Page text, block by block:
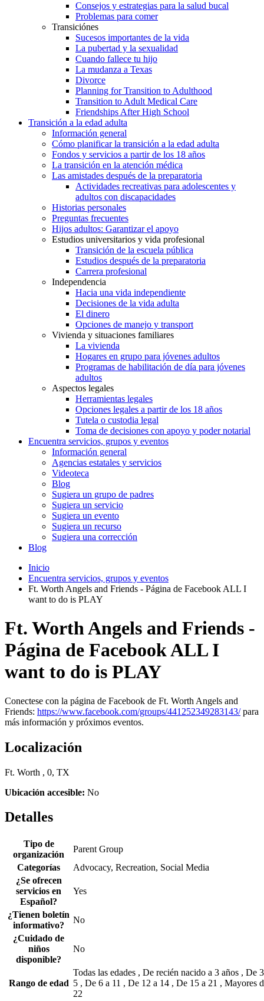
Consejos y estrategias para la salud bucal
Problemas para comer
Transiciónes
Sucesos importantes de la vida
La pubertad y la sexualidad
Cuando fallece tu hijo
La mudanza a Texas
Divorce
Planning for Transition to Adulthood
Transition to Adult Medical Care
Friendships After High School
Transición a la edad adulta
Información general
Cómo planificar la transición a la edad adulta
Fondos y servicios a partir de los 18 años
La transición en la atención médica
Las amistades después de la preparatoria
Actividades recreativas para adolescentes y
adultos con discapacidades
Historias personales
Preguntas frecuentes
Hijos adultos: Garantizar el apoyo
Estudios universitarios y vida profesional
Transición de la escuela pública
Estudios después de la preparatoria
Carrera profesional
Independencia
Hacia una vida independiente
Decisiones de la vida adulta
El dinero
Opciones de manejo y transport
Vivienda y situaciones familiares
La vivienda
Hogares en grupo para jóvenes adultos
Programas de habilitación de día para jóvenes
adultos
Aspectos legales
Herramientas legales
Opciones legales a partir de los 18 años
Tutela o custodia legal
Toma de decisiones con apoyo y poder notarial
Encuentra servicios, grupos y eventos
Información general
Agencias estatales y servicios
Videoteca
Blog
Sugiera un grupo de padres
Sugiera un servicio
Sugiera un evento
Sugiera un recurso
Sugiera una corrección
Blog
Inicio
Encuentra servicios, grupos y eventos
Ft. Worth Angels and Friends - Página de Facebook ALL I
want to do is PLAY
Ft. Worth Angels and Friends -
Página de Facebook ALL I
want to do is PLAY
Conectese con la página de Facebook de Ft. Worth Angels and
Friends: https://www.facebook.com/groups/441252349283143/para
más información y próximos eventos.
Localización
Ft. Worth , 0, TX
Ubicación accesible: No
Detalles
Tipo de
organización
Parent Group
Categorías
Advocacy, Recreation, Social Media
¿Se ofrecen
servicios en
Español?
Yes
¿Tienen boletín
informativo?
No
¿Cuidado de
niños
disponible?
No
Rango de edad
Todas las edades , De recién nacido a 3 años , De
5 , De 6 a 11 , De 12 a 14 , De 15 a 21 , Mayores
22